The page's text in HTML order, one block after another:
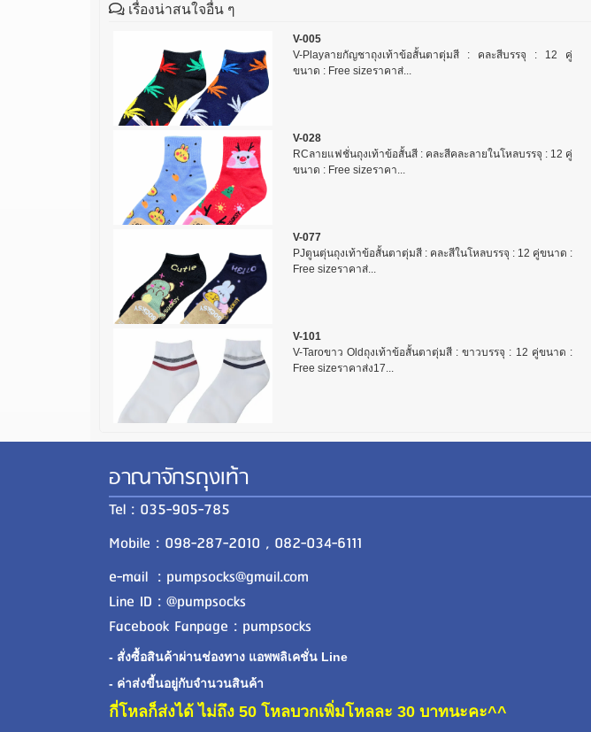
เรื่องน่าสนใจอื่น ๆ
V-005
V-Playลายกัญชาถุงเท้าข้อสั้นตาตุ่มสี : คละสีบรรจุ : 12 คู่
ขนาด : Free sizeราคาส่...
V-028
RCลายแฟชั่นถุงเท้าข้อสั้นสี : คละสีคละลายในโหลบรรจุ : 12 คู่
ขนาด : Free sizeราคา...
V-077
PJตูนตุ่นถุงเท้าข้อสั้นตาตุ่มสี : คละสีในโหลบรรจุ : 12 คู่ขนาด :
Free sizeราคาส่...
V-101
V-Taroขาว Oldถุงเท้าข้อสั้นตาตุ่มสี : ขาวบรรจุ : 12 คู่ขนาด :
Free sizeราคาส่ง17...
อาณาจักรถุงเท้า
Tel : 035-905-785
Mobile : 098-287-2010 , 082-034-6111
e-mail : pumpsocks@gmail.com
Line ID : @pumpsocks
Facebook Fanpage : pumpsocks
- สั่งซื้อสินค้าผ่านช่องทาง แอพพลิเคชั่น Line
- ค่าส่งขี้นอยู่กับจำนวนสินค้า
กี่โหลก็ส่งได้ ไม่ถึง 50 โหลบวกเพิ่มโหลละ 30 บาทนะคะ^^